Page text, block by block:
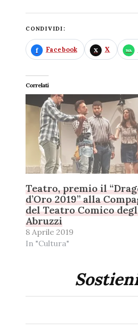
CONDIVIDI:
Facebook X
Correlati
Teatro, premio il
d’Oro 2019” alla
del Teatro Comico
Abruzzi
8 Aprile 2019
In "Cultura"